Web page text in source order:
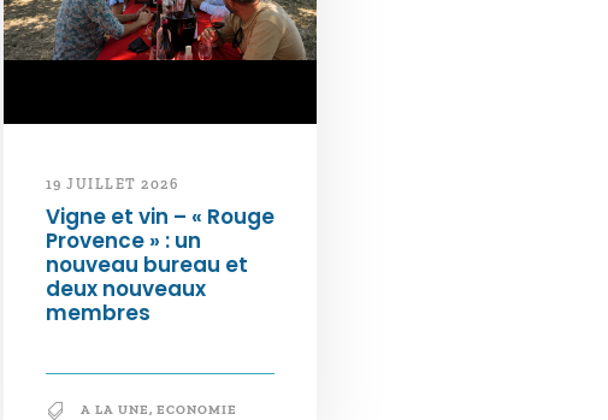
19 JUILLET 2026
Vigne et vin – « Rouge
Provence » : un
nouveau bureau et
deux nouveaux
membres
A LA UNE, ECONOMIE